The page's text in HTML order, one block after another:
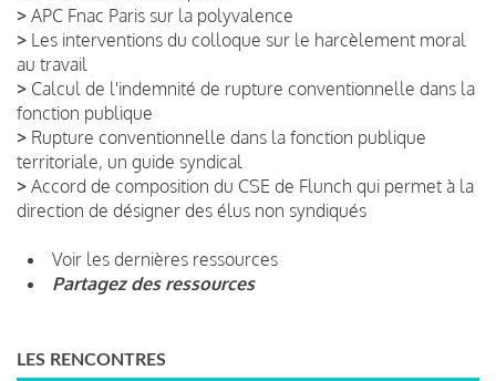
> APC Fnac Paris sur la polyvalence
> Les interventions du colloque sur le harcèlement moral
au travail
> Calcul de l'indemnité de rupture conventionnelle dans la
fonction publique
> Rupture conventionnelle dans la fonction publique
territoriale, un guide syndical
> Accord de composition du CSE de Flunch qui permet à la
direction de désigner des élus non syndiqués
Voir les dernières ressources
Partagez des ressources
LES RENCONTRES